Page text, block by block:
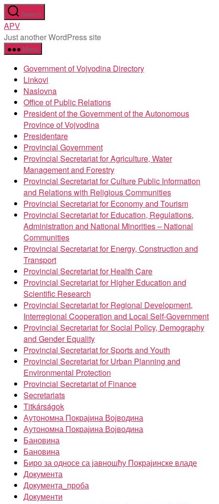
Skip
to
the
content
Search
APV
Just another WordPress site
Menu
Government of Vojvodina Directory
Linkovi
Naslovna
Office of Public Relations
President of the Government of the Autonomous
Province of Vojvodina
Presidentare
Provincial Government
Provincial Secretariat for Agriculture, Water
Management and Forestry
Provincial Secretariat for Culture Public Information
and Relations with Religious Communities
Provincial Secretariat for Economy and Tourism
Provincial Secretariat for Education, Regulations,
Administration and National Minorities – National
Communities
Provincial Secretariat for Energy, Construction and
Transport
Provincial Secretariat for Health Care
Provincial Secretariat for Higher Education and
Scientific Research
Provincial Secretariat for Regional Development,
Interregional Cooperation and Local Self-Government
Provincial Secretariat for Social Policy, Demography
and Gender Equality
Provincial Secretariat for Sports and Youth
Provincial Secretariat for Urban Planning and
Environmental Protection
Provincial Secretariat of Finance
Secretariats
Titkárságok
Аутономна Покрајина Војводина
Аутономна Покрајина Војводина
Бановина
Бановина
Биро за односе са јавношћу Покрајинске владе
Документа
Документа_проба
Документи